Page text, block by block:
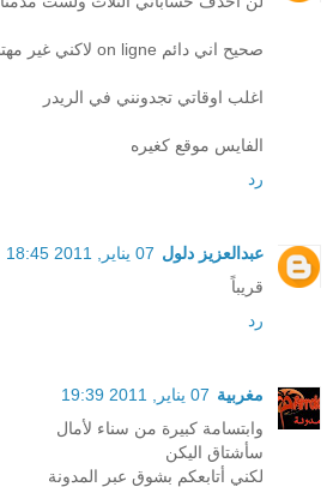
صحيح اني دائم on ligne لاكني غير مهتم به دائما
اغلب اوقاتي تجدونني في الريدر
الفايس موقع كغيره
رد
عبدالعزيز دلول 07 يناير, 2011 18:45
قريباً
رد
مغربية 07 يناير, 2011 19:39
وابتسامة كبيرة من سناء لأمال
سأشتاق اليكن
لكني أتابعكم بشوق عبر المدونة